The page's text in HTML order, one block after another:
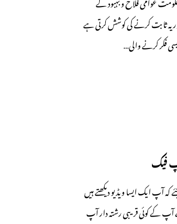
ثابت کرنے کی کوشش کرتی ہے
فکر کرنے والی…
فیک
کہ آپ ایک ایسا ویڈیو دیکھتے ہیں
کے کوئی قریبی رشتہ دار آپ